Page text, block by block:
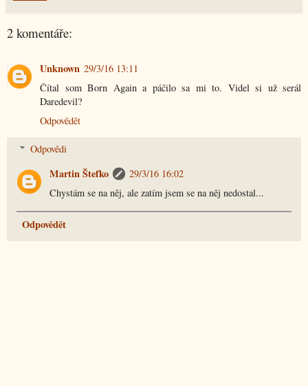
2 komentáře:
Unknown 29/3/16 13:11
Čítal som Born Again a páčilo sa mi to. Videl si už serál
Daredevil?
Odpovědět
Odpovědi
Martin Štefko
29/3/16 16:02
Chystám se na něj, ale zatím jsem se na něj nedostal...
Odpovědět